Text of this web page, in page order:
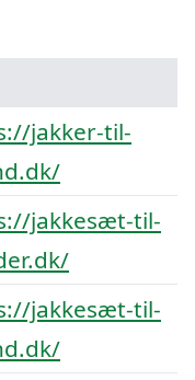
jakker-til-
jakkesæt-til-
jakkesæt-til-